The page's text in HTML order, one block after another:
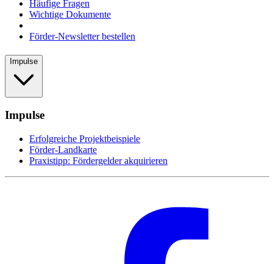
Häufige Fragen
Wichtige Dokumente
Förder-Newsletter bestellen
Impulse
Impulse
Erfolgreiche Projektbeispiele
Förder-Landkarte
Praxistipp: Fördergelder akquirieren